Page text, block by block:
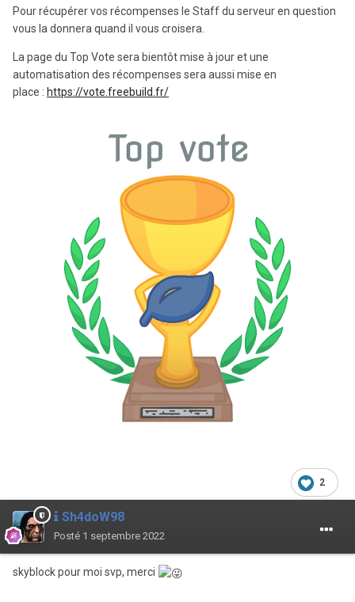
Pour récupérer vos récompenses le Staff du serveur en question
vous la donnera quand il vous croisera.
La page du Top Vote sera bientôt mise à jour et une
automatisation des récompenses sera aussi mise en
place : https://vote.freebuild.fr/
2
Sh4doW98
Posté 1 septembre 2022
skyblock pour moi svp, merci